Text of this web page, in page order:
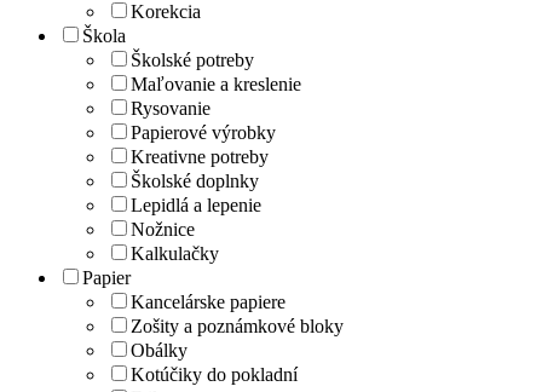
Korekcia
Škola
Školské potreby
Maľovanie a kreslenie
Rysovanie
Papierové výrobky
Kreativne potreby
Školské doplnky
Lepidlá a lepenie
Nožnice
Kalkulačky
Papier
Kancelárske papiere
Zošity a poznámkové bloky
Obálky
Kotúčiky do pokladní